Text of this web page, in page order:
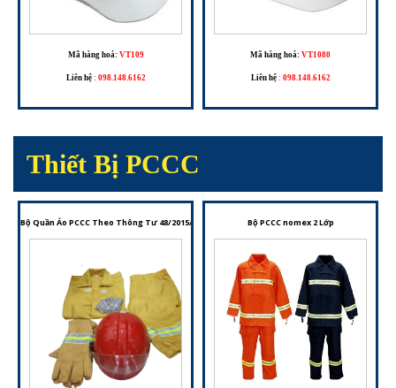
Mã hàng hoá: VT109
Liên hệ : 098.148.6162
Mã hàng hoá: VT1080
Liên hệ : 098.148.6162
Thiết Bị PCCC
Bộ Quần Áo PCCC Theo Thông Tư 48/2015/TT-BCA – Trang Phục Cho Đội Phòng Cháy Chữa
Bộ PCCC nomex 2 Lớp